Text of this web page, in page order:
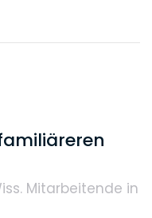
Mitarbeitende in